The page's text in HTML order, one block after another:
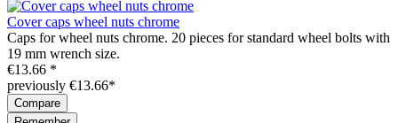
Cover caps wheel nuts chrome
Caps for wheel nuts chrome. 20 pieces for standard wheel bolts with
19 mm wrench size.
€13.66 *
previously €13.66*
Compare